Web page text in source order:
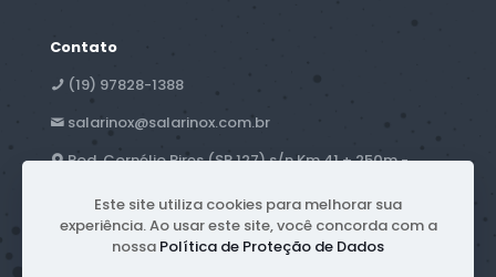
Contato
(19) 97828-1388
salarinox@salarinox.com.br
Rod. Cornélio Pires (SP 127) s/n Km 41 + 250m -
Este site utiliza cookies para melhorar sua
experiência. Ao usar este site, você concorda com a
nossa Política de Proteção de Dados